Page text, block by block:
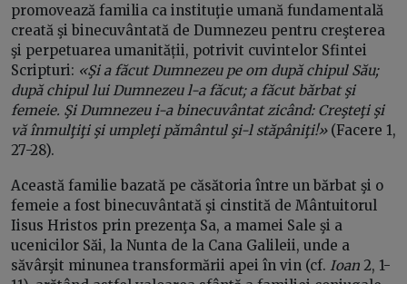
promovează familia ca instituţie umană fundamentală
creată şi binecuvântată de Dumnezeu pentru creşterea
şi perpetuarea umanității, potrivit cuvintelor Sfintei
Scripturi: «Şi a făcut Dumnezeu pe om după chipul Său;
după chipul lui Dumnezeu l-a făcut; a făcut bărbat şi
femeie. Şi Dumnezeu i-a binecuvântat zicând: Creşteţi şi
vă înmulţiţi şi umpleţi pământul şi-l stăpâniţi!»(Facere 1,
27-28).
Această familie bazată pe căsătoria între un bărbat şi o
femeie a fost binecuvântată şi cinstită de Mântuitorul
Iisus Hristos prin prezenţa Sa, a mamei Sale şi a
ucenicilor Săi, la Nunta de la Cana Galileii, unde a
săvârşit minunea transformării apei în vin (cf. Ioan 2, 1-